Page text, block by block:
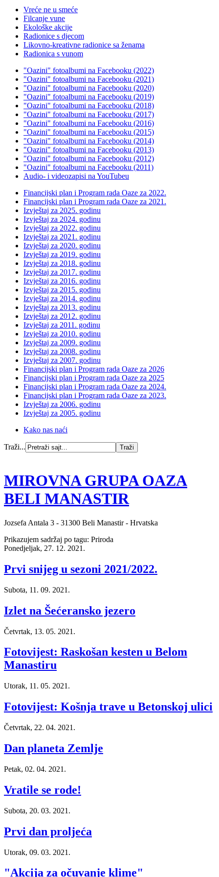
Vreće ne u smeće
Filcanje vune
Ekološke akcije
Radionice s djecom
Likovno-kreativne radionice sa ženama
Radionica s vunom
"Oazini" fotoalbumi na Facebooku (2022)
"Oazini" fotoalbumi na Facebooku (2021)
"Oazini" fotoalbumi na Facebooku (2020)
"Oazini" fotoalbumi na Facebooku (2019)
"Oazini" fotoalbumi na Facebooku (2018)
"Oazini" fotoalbumi na Facebooku (2017)
"Oazini" fotoalbumi na Facebooku (2016)
"Oazini" fotoalbumi na Facebooku (2015)
"Oazini" fotoalbumi na Facebooku (2014)
"Oazini" fotoalbumi na Facebooku (2013)
"Oazini" fotoalbumi na Facebooku (2012)
"Oazini" fotoalbumi na Facebooku (2011)
Audio- i videozapisi na YouTubeu
Financijski plan i Program rada Oaze za 2022.
Financijski plan i Program rada Oaze za 2021.
Izvještaj za 2025. godinu
Izvještaj za 2024. godinu
Izvještaj za 2022. godinu
Izvještaj za 2021. godinu
Izvještaj za 2020. godinu
Izvještaj za 2019. godinu
Izvještaj za 2018. godinu
Izvještaj za 2017. godinu
Izvještaj za 2016. godinu
Izvještaj za 2015. godinu
Izvještaj za 2014. godinu
Izvještaj za 2013. godinu
Izvještaj za 2012. godinu
Izvještaj za 2011. godinu
Izvještaj za 2010. godinu
Izvještaj za 2009. godinu
Izvještaj za 2008. godinu
Izvještaj za 2007. godinu
Financijski plan i Program rada Oaze za 2026
Financijski plan i Program rada Oaze za 2025
Financijski plan i Program rada Oaze za 2024.
Financijski plan i Program rada Oaze za 2023.
Izvještaj za 2006. godinu
Izvještaj za 2005. godinu
Kako nas naći
Traži...
MIROVNA GRUPA OAZA
BELI MANASTIR
Jozsefa Antala 3 - 31300 Beli Manastir - Hrvatska
Prikazujem sadržaj po tagu: Priroda
Ponedjeljak, 27. 12. 2021.
Prvi snijeg u sezoni 2021/2022.
Subota, 11. 09. 2021.
Izlet na Šećeransko jezero
Četvrtak, 13. 05. 2021.
Fotovijest: Raskošan kesten u Belom
Manastiru
Utorak, 11. 05. 2021.
Fotovijest: Košnja trave u Betonskoj ulici
Četvrtak, 22. 04. 2021.
Dan planeta Zemlje
Petak, 02. 04. 2021.
Vratile se rode!
Subota, 20. 03. 2021.
Prvi dan proljeća
Utorak, 09. 03. 2021.
"Akcija za očuvanje klime"